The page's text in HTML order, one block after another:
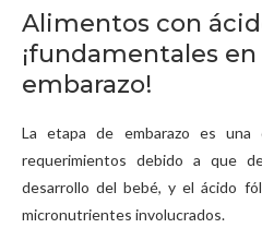
Alimentos con
¡fundamentales
embarazo!
La etapa de embarazo es una
requerimientos debido a que
desarrollo del bebé, y el ácido
micronutrientes involucrados.